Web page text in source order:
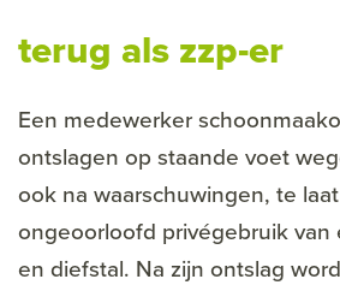
terug als zzp-er
Een medewerker
ontslagen op staande voet
ook na waarschuwingen, te
ongeoorloofd privégebruik van
en diefstal. Na zijn ontslag